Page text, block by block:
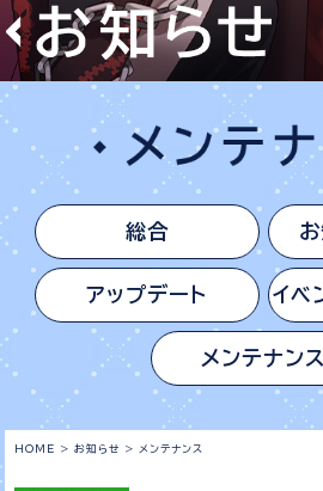
総合
アップデート イベ
メンテナンス
HOME > お知らせ > メンテナンス